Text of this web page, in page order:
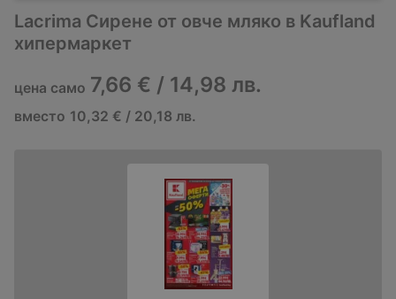
Lacrima Сирене от овче мляко в Kaufland
хипермаркет
цена само 7,66 € / 14,98 лв.
вместо 10,32 € / 20,18 лв.